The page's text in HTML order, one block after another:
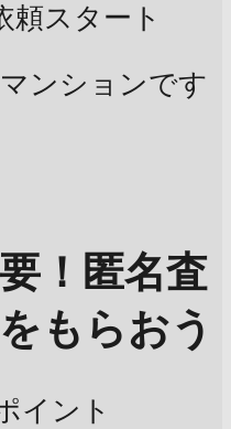
頼スタート
ンションです
！ 匿名査
もらおう
イント